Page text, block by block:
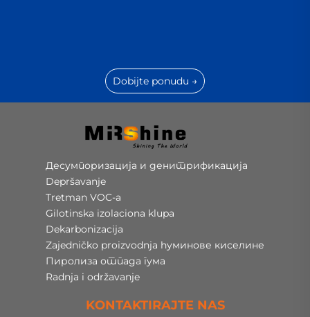
Dobijte ponudu →
Десумпоризација и денитрификација
Depršavanje
Tretman VOC-a
Gilotinska izolaciona klupa
Dekarbonizacija
Zajedničko proizvodnja hуминове киселине
Пиролиза отпада гума
Radnja i održavanje
KONTAKTIRAJTE NAS